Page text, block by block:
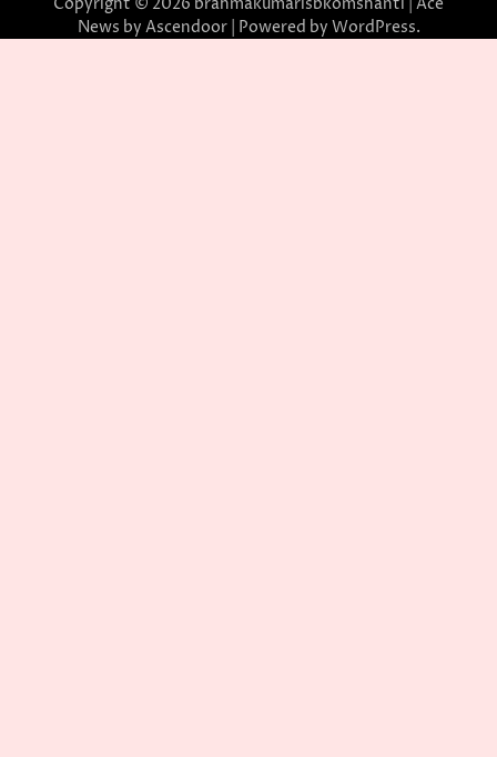
News by Ascendoor| Powered by WordPress.